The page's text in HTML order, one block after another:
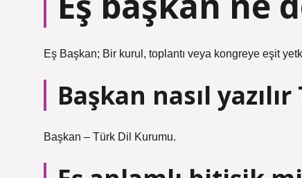
Eş Başkan; Bir kurul, toplantı veya kongreye eşit
Başkan nasıl yazılır
Başkan – ​​Türk Dil Kurumu.